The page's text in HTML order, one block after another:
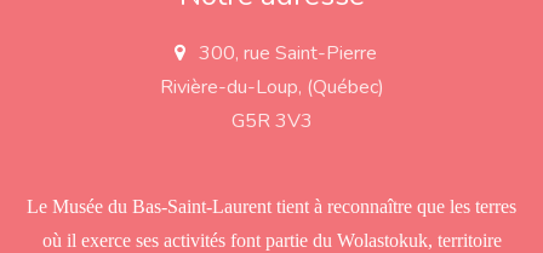
a
d
300, rue Saint-Pierre
Rivière-du-Loup, (Québec)
G5R 3V3
Le Musée du Bas-Saint-Laurent tient à reconnaître que les terres
où il exerce ses activités font partie du Wolastokuk, territoire